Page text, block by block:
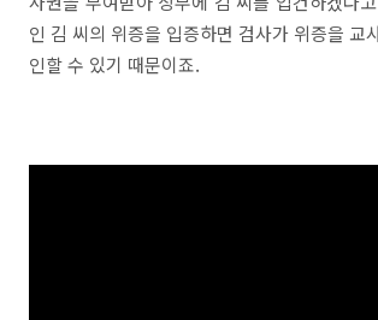
인 김 씨의 위증을 입증하면 검사가 위증을 교
인할 수 있기 때문이죠.